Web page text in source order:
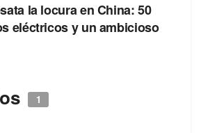
la locura en China: 50
eléctricos y un ambicioso
1